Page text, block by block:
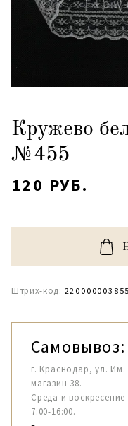
Кружево
№455
120 РУБ.
Штрих-код:
Самовывоз:
г. Краснодар, ул.
магазин 38.
Среда и
7:00-16:00.